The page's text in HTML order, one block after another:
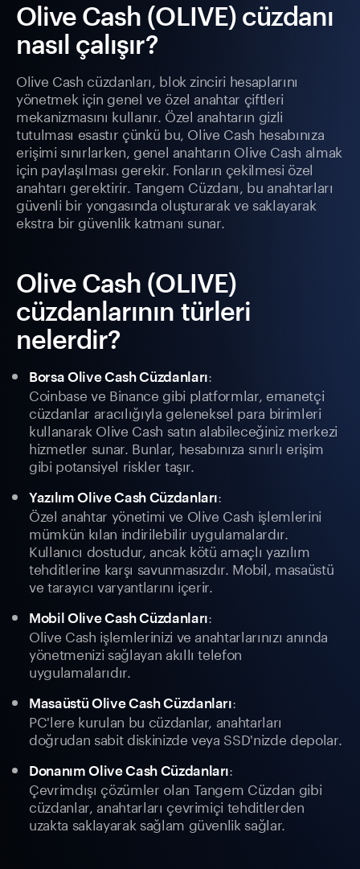
Olive Cash (OLIVE) cüzdanı
nasıl çalışır?
Olive Cash cüzdanları, blok zinciri hesaplarını
yönetmek için genel ve özel anahtar çiftleri
mekanizmasını kullanır. Özel anahtarın gizli
tutulması esastır çünkü bu, Olive Cash hesabınıza
erişimi sınırlarken, genel anahtarın Olive Cash almak
için paylaşılması gerekir. Fonların çekilmesi özel
anahtarı gerektirir. Tangem Cüzdanı, bu anahtarları
güvenli bir yongasında oluşturarak ve saklayarak
ekstra bir güvenlik katmanı sunar.
Olive Cash (OLIVE)
cüzdanlarının türleri
nelerdir?
Borsa Olive Cash Cüzdanları:
Coinbase ve Binance gibi platformlar, emanetçi
cüzdanlar aracılığıyla geleneksel para birimleri
kullanarak Olive Cash satın alabileceğiniz merkezi
hizmetler sunar. Bunlar, hesabınıza sınırlı erişim
gibi potansiyel riskler taşır.
Yazılım Olive Cash Cüzdanları:
Özel anahtar yönetimi ve Olive Cash işlemlerini
mümkün kılan indirilebilir uygulamalardır.
Kullanıcı dostudur, ancak kötü amaçlı yazılım
tehditlerine karşı savunmasızdır. Mobil, masaüstü
ve tarayıcı varyantlarını içerir.
Mobil Olive Cash Cüzdanları:
Olive Cash işlemlerinizi ve anahtarlarınızı anında
yönetmenizi sağlayan akıllı telefon
uygulamalarıdır.
Masaüstü Olive Cash Cüzdanları:
PC'lere kurulan bu cüzdanlar, anahtarları
doğrudan sabit diskinizde veya SSD'nizde depolar.
Donanım Olive Cash Cüzdanları:
Çevrimdışı çözümler olan Tangem Cüzdan gibi
cüzdanlar, anahtarları çevrimiçi tehditlerden
uzakta saklayarak sağlam güvenlik sağlar.